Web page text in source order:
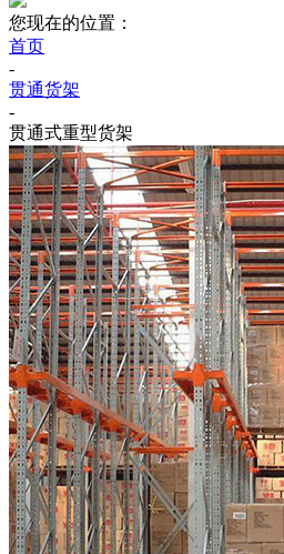
您现在的位置：
首页
-
贯通货架
-
贯通式重型货架